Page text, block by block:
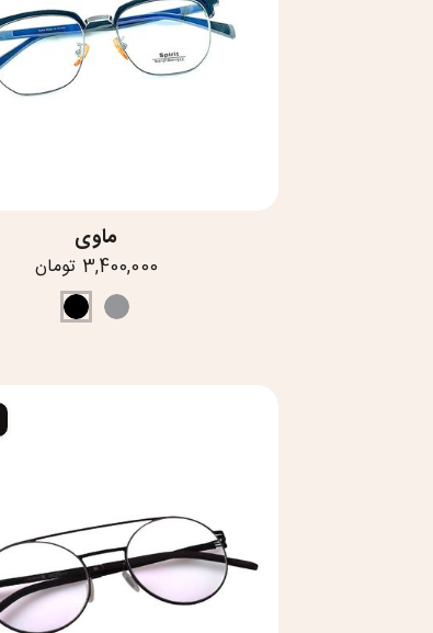
ماوی
3,400,000 تومان